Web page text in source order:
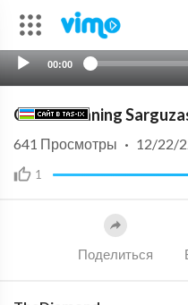
00:00
Olovuddinning
1
641 Просмотры · 12/22/
Поделиться